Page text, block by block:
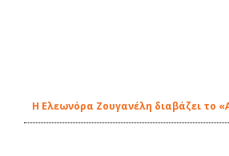
Η Ελεωνόρα Ζουγανέλη διαβάζει το